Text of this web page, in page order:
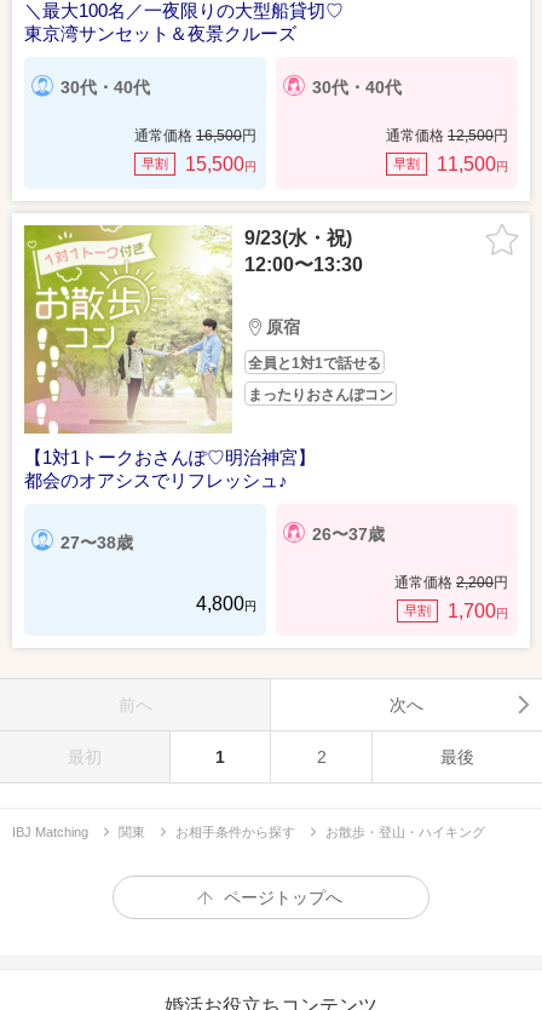
＼最大100名／一夜限りの大型船貸切♡
東京湾サンセット＆夜景クルーズ
30代・40代
通常価格 16,500円
早割 15,500円
30代・40代
通常価格 12,500円
早割 11,500円
9/23(水・祝)
12:00〜13:30
原宿
全員と1対1で話せる
まったりおさんぽコン
【1対1トークおさんぽ♡明治神宮】
都会のオアシスでリフレッシュ♪
27〜38歳
4,800円
26〜37歳
通常価格 2,200円
早割 1,700円
前へ 次へ
最初 1 2 最後
IBJ Matching 関東 お相手条件から探す お散歩・登山・ハイキング
ページトップへ
婚活お役立ちコンテンツ